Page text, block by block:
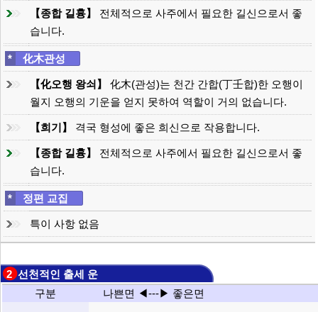
【종합 길흉】
전체적으로 사주에서 필요한 길신으로서 좋
습니다.
* 化木관성
【化오행 왕쇠】
化木(관성)는 천간 간합(丁壬합)한 오행이
월지 오행의 기운을 얻지 못하여 역할이 거의 없습니다.
【희기】 격국 형성에 좋은 희신으로 작용합니다.
【종합 길흉】
전체적으로 사주에서 필요한 길신으로서 좋
습니다.
* 정편 교집
특이 사항 없음
2 선천적인 출세 운
구분
나쁜면 ◀---▶ 좋은면